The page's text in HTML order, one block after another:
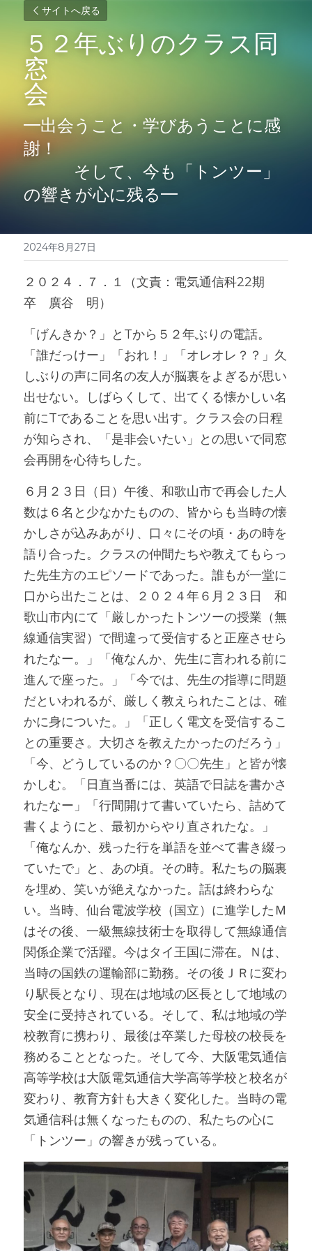
サイトへ戻る
５２年ぶりのクラス同
窓
会
━出会うこと・学びあうことに感
謝！
そして、今も「トンツー」
の響きが心に残る━
2024年8月27日
２０２４．７．１（文責：電気通信科22期
卒　廣谷　明）
「げんきか？」とTから５２年ぶりの電話。
「誰だっけー」「おれ！」「オレオレ？？」久
しぶりの声に同名の友人が脳裏をよぎるが思い
出せない。しばらくして、出てくる懐かしい名
前にTであることを思い出す。クラス会の日程
が知らされ、「是非会いたい」との思いで同窓
会再開を心待ちした。
６月２３日（日）午後、和歌山市で再会した人
数は６名と少なかたものの、皆からも当時の懐
かしさが込みあがり、口々にその頃・あの時を
語り合った。クラスの仲間たちや教えてもらっ
た先生方のエピソードであった。誰もが一堂に
口から出たことは、２０２４年６月２３日　和
歌山市内にて「厳しかったトンツーの授業（無
線通信実習）で間違って受信すると正座させら
れたなー。」「俺なんか、先生に言われる前に
進んで座った。」「今では、先生の指導に問題
だといわれるが、厳しく教えられたことは、確
かに身についた。」「正しく電文を受信するこ
との重要さ。大切さを教えたかったのだろう」
「今、どうしているのか？〇〇先生」と皆が懐
かしむ。「日直当番には、英語で日誌を書かさ
れたなー」「行間開けて書いていたら、詰めて
書くようにと、最初からやり直されたな。」
「俺なんか、残った行を単語を並べて書き綴っ
ていたで」と、あの頃。その時。私たちの脳裏
を埋め、笑いが絶えなかった。話は終わらな
い。当時、仙台電波学校（国立）に進学したＭ
はその後、一級無線技術士を取得して無線通信
関係企業で活躍。今はタイ王国に滞在。Ｎは、
当時の国鉄の運輸部に勤務。その後ＪＲに変わ
り駅長となり、現在は地域の区長として地域の
安全に受持されている。そして、私は地域の学
校教育に携わり、最後は卒業した母校の校長を
務めることとなった。そして今、大阪電気通信
高等学校は大阪電気通信大学高等学校と校名が
変わり、教育方針も大きく変化した。当時の電
気通信科は無くなったものの、私たちの心に
「トンツー」の響きが残っている。